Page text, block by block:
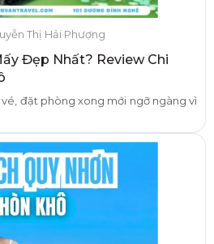
Thị Hải Phượng
Đẹp Nhất? Review Chi
đặt phòng xong mới ngỡ ngàng vì